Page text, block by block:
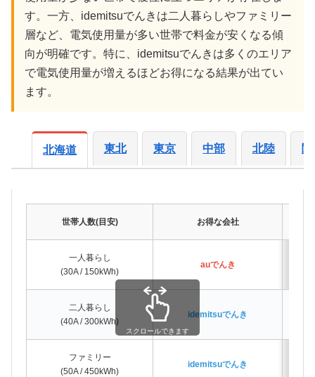
す。一方、idemitsuでんきは二人暮らしやファミリー
層など、電気使用量が多い世帯で料金が安くなる傾
向が明確です。特に、idemitsuでんきは多くのエリア
で電気使用量が増えるほどお得になる結果が出てい
ます。
北海道 東北 東京 中部 北陸
世帯人数(目安) お得な会社
一人暮らし
(30A / 150kWh)
auでんき
二人暮らし
(40A / 300kWh)
idemitsuでんき
ファミリー
(50A / 450kWh)
idemitsuでんき
スクロールできます